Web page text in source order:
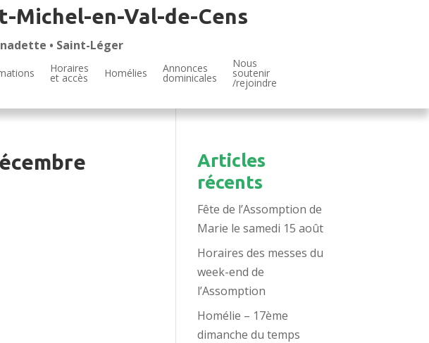
Michel-en-Val-de-Cens
• Saint-Léger
Horaires
et accès Homélies Annonces
dominicales
Nous
soutenir
/rejoindre
Articles
récents
Fête de l’Assomption de
Marie le samedi 15 août
Horaires des messes du
week-end de
l’Assomption
Homélie – 17ème
dimanche du temps